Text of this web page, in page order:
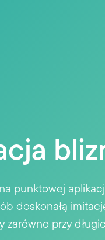
punktowej
doskonałą
zarówno przy